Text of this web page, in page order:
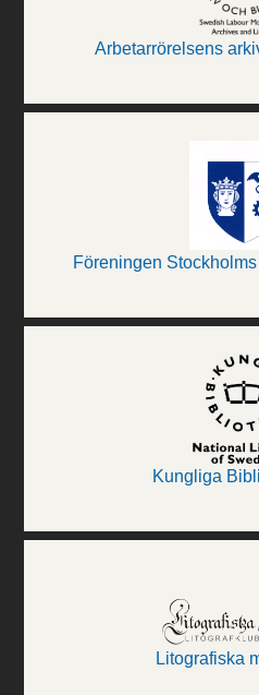
Arbetarrörelsens
Föreningen
Kungliga
Litografiska